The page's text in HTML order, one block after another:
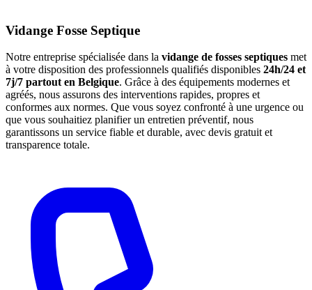
Vidange Fosse Septique
Notre entreprise spécialisée dans la vidange de fosses septiques met
à votre disposition des professionnels qualifiés disponibles 24h/24 et
7j/7 partout en Belgique. Grâce à des équipements modernes et
agréés, nous assurons des interventions rapides, propres et
conformes aux normes. Que vous soyez confronté à une urgence ou
que vous souhaitiez planifier un entretien préventif, nous
garantissons un service fiable et durable, avec devis gratuit et
transparence totale.